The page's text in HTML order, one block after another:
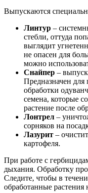
Выпускаются
Линтур –
стебли, оттуда
выглядит
не опасен для
можно
Снайпер –
Предназначен для
обработки
семена, которые
растение после
Лонтрел –
сорняков на
Лазурит –
картофеля.
При работе с
дыхания. Обработку
Следите, чтобы в
обработанные растения